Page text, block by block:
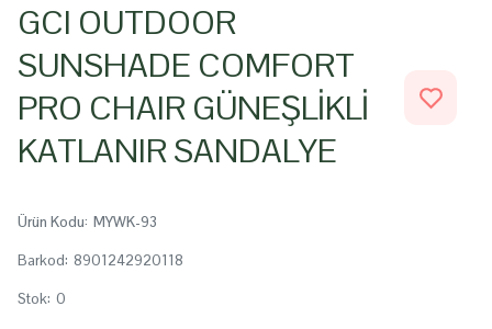
GCI OUTDOOR
SUNSHADE COMFORT
PRO CHAIR GÜNEŞLİKLİ
KATLANIR SANDALYE
Ürün Kodu: MYWK-93
Barkod: 8901242920118
Stok: 0